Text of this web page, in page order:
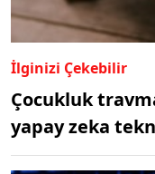
İlginizi Çekebilir
Çocukluk
yapay zeka